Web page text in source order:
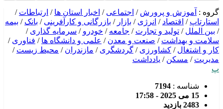
گروه : آموزش و پرورش / اجتماعی / اخبار استان ها / ارتباطات /
استارتاپ / اقتصاد / انرژی / بازار / بازرگانی و کارآفرینی / بانک / بیمه
/ بین الملل / تولید و تجارت / جامعه / خودرو / سرمایه گذاری /
سلامت و بهداشت / صنعت و معدن / علمی و دانشگاه ها / فناوری /
کار و اشتغال / کشاورزی / گردشگری / مازندران / محیط زیست /
مدیریت / مسکن / یادداشت
پ
شناسه : 7194
15 می 2025 - 17:58
2483 بازدید